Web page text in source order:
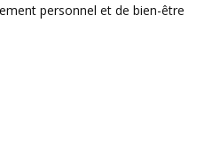
personnel et de bien-être